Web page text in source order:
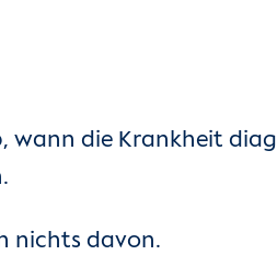
wann die Krankheit
nichts davon.